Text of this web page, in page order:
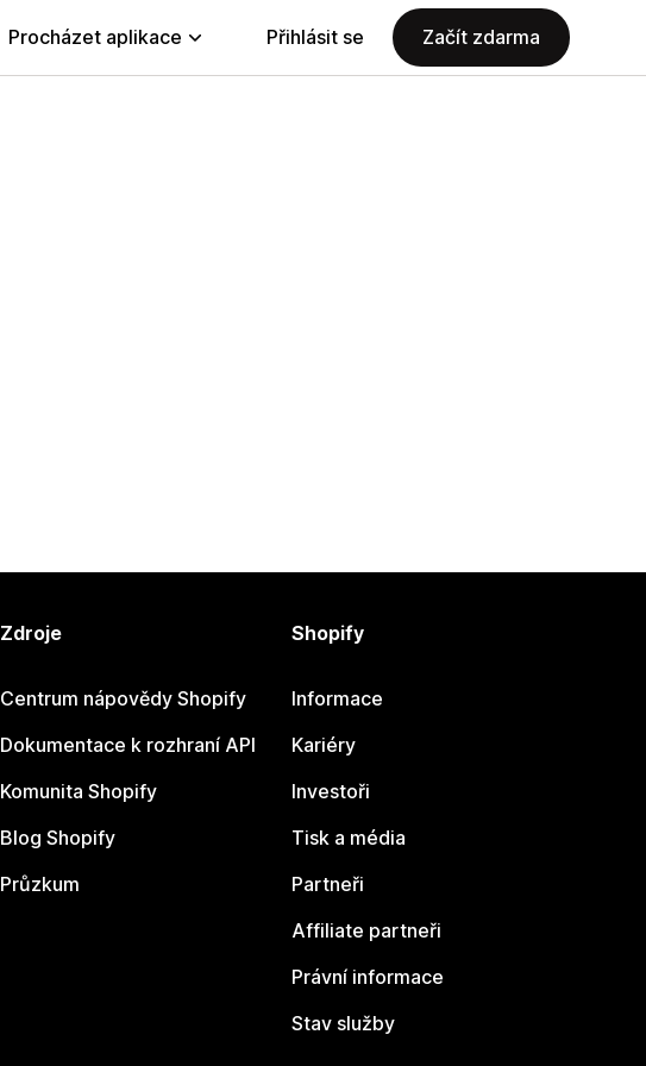
Procházet aplikace Přihlásit se Začít zdarma
Zdroje
Centrum nápovědy Shopify
Dokumentace k rozhraní API
Komunita Shopify
Blog Shopify
Průzkum
Shopify
Informace
Kariéry
Investoři
Tisk a média
Partneři
Affiliate partneři
Právní informace
Stav služby